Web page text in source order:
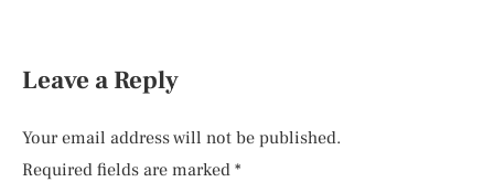
Leave a Reply
Your email address will not be published.
Required fields are marked *